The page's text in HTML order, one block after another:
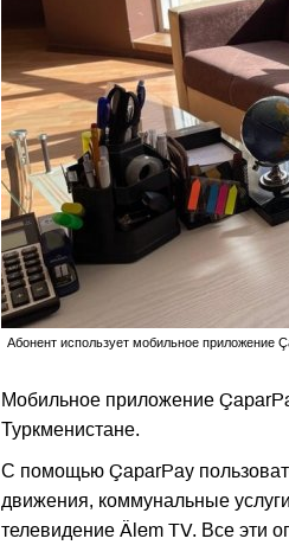
Абонент использует мобильное приложение
Мобильное приложение
Туркменистане.
С помощью ÇaparPay
движения, коммунальные
телевидение Älem TV. Все эти